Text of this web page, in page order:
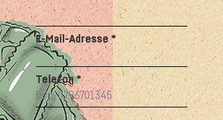
E-Mail-Adresse
Telefon